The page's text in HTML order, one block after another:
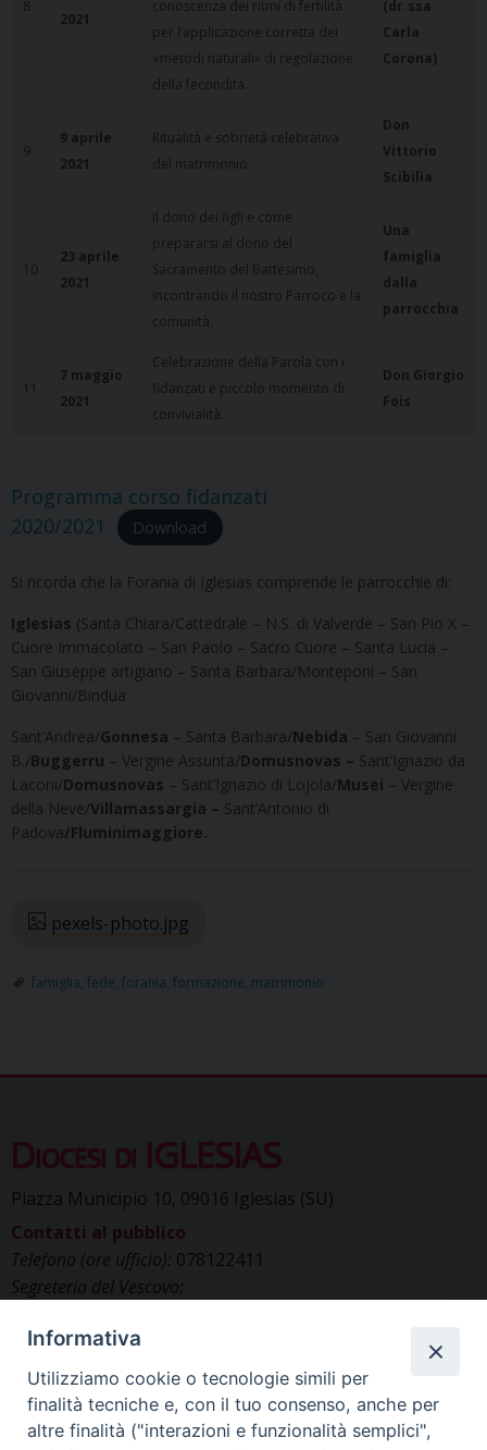
8
2021
conoscenza dei ritmi di fertilità
per l’applicazione corretta dei
«metodi naturali» di regolazione
della fecondità.
(dr.ssa
Carla
Corona)
9
9 aprile
2021
Ritualità e sobrietà celebrativa
del matrimonio.
Don
Vittorio
Scibilia
10
23 aprile
2021
Il dono dei figli e come
prepararsi al dono del
Sacramento del Battesimo,
incontrando il nostro Parroco e la
comunità.
Una
famiglia
dalla
parrocchia
11
7 maggio
2021
Celebrazione della Parola con i
fidanzati e piccolo momento di
convivialità.
Don Giorgio
Fois
Programma corso fidanzati
2020/2021
Download
Si ricorda che la Forania di Iglesias comprende le parrocchie di:
Iglesias (Santa Chiara/Cattedrale – N.S. di Valverde – San Pio X –
Cuore Immacolato – San Paolo – Sacro Cuore – Santa Lucia –
San Giuseppe artigiano – Santa Barbara/Monteponi – San
Giovanni/Bindua
Sant’Andrea/Gonnesa – Santa Barbara/Nebida – San Giovanni
B./Buggerru – Vergine Assunta/Domusnovas – Sant’Ignazio da
Laconi/Domusnovas – Sant’Ignazio di Lojola/Musei – Vergine
della Neve/Villamassargia – Sant’Antonio di
Padova/Fluminimaggiore.
pexels-photo.jpg
famiglia fede forania formazione matrimonio
Diocesi di IGLESIAS
Piazza Municipio 10, 09016 Iglesias (SU)
Contatti al pubblico
Telefono (ore ufficio): 078122411
Segreteria del Vescovo:
Uffici di Curia:curia_iglesias@libero.it
Cancelleria (richiesta documenti):
canc.curia.iglesias@tiscali.it
Comunicazione & media (ufficio stampa):
Informativa
Utilizziamo cookie o tecnologie simili per
finalità tecniche e, con il tuo consenso, anche per
altre finalità ("interazioni e funzionalità semplici",